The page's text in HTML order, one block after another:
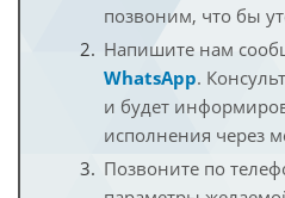
позвоним, что бы
Напишите нам
WhatsApp.
и будет
исполнения через
Позвоните по